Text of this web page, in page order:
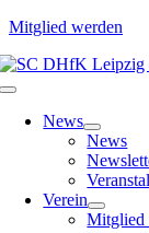
Mitglied werden
Zum
Inhalt
Toggle
NavigationNews
News
Verein
Mitglied